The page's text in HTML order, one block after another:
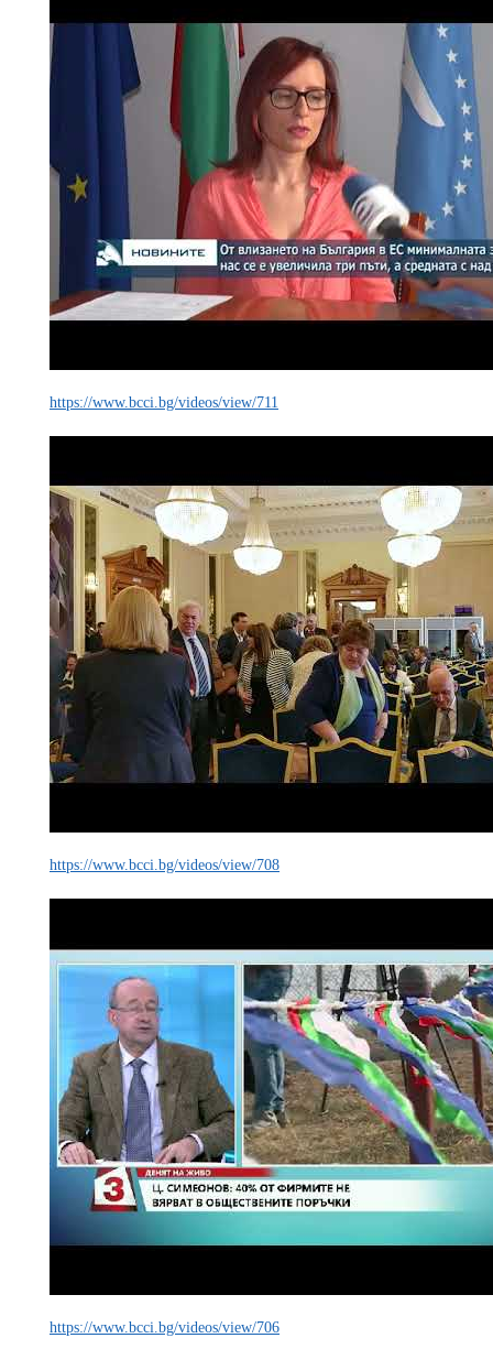
https://www.bcci.bg/videos/view/711
https://www.bcci.bg/videos/view/708
https://www.bcci.bg/videos/view/706